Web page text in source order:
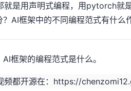
是用声明式编程，用pytorch就
AI框架中的不同编程范式有什么
框架的编程范式是什么。
都开源在： https://